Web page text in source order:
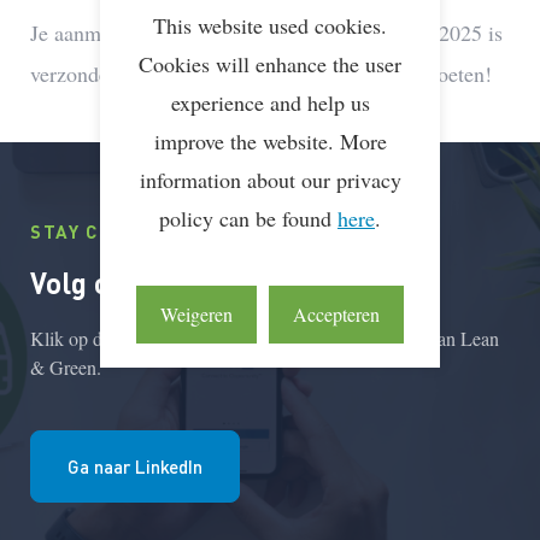
Je aanmelding voor de Lean & Green Summit 2025 is
verzonden. We kijken ernaar uit om je te ontmoeten!
STAY CONNEKTED
Volg ons op LinkedIn
Klik op de button voor de LinkedIn bedrijfpspagina van Lean
& Green.
Ga naar LinkedIn
This website used cookies.
Cookies will enhance the user
experience and help us
improve the website. More
information about our privacy
policy can be found here.
Weigeren Accepteren